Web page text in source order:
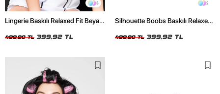
3
Lingerie Baskılı Relaxed Fit Beyaz
499,90 TL 399,92 TL
2
Silhouette Boobs Baskılı Relaxed
499,90 TL 399,92 TL